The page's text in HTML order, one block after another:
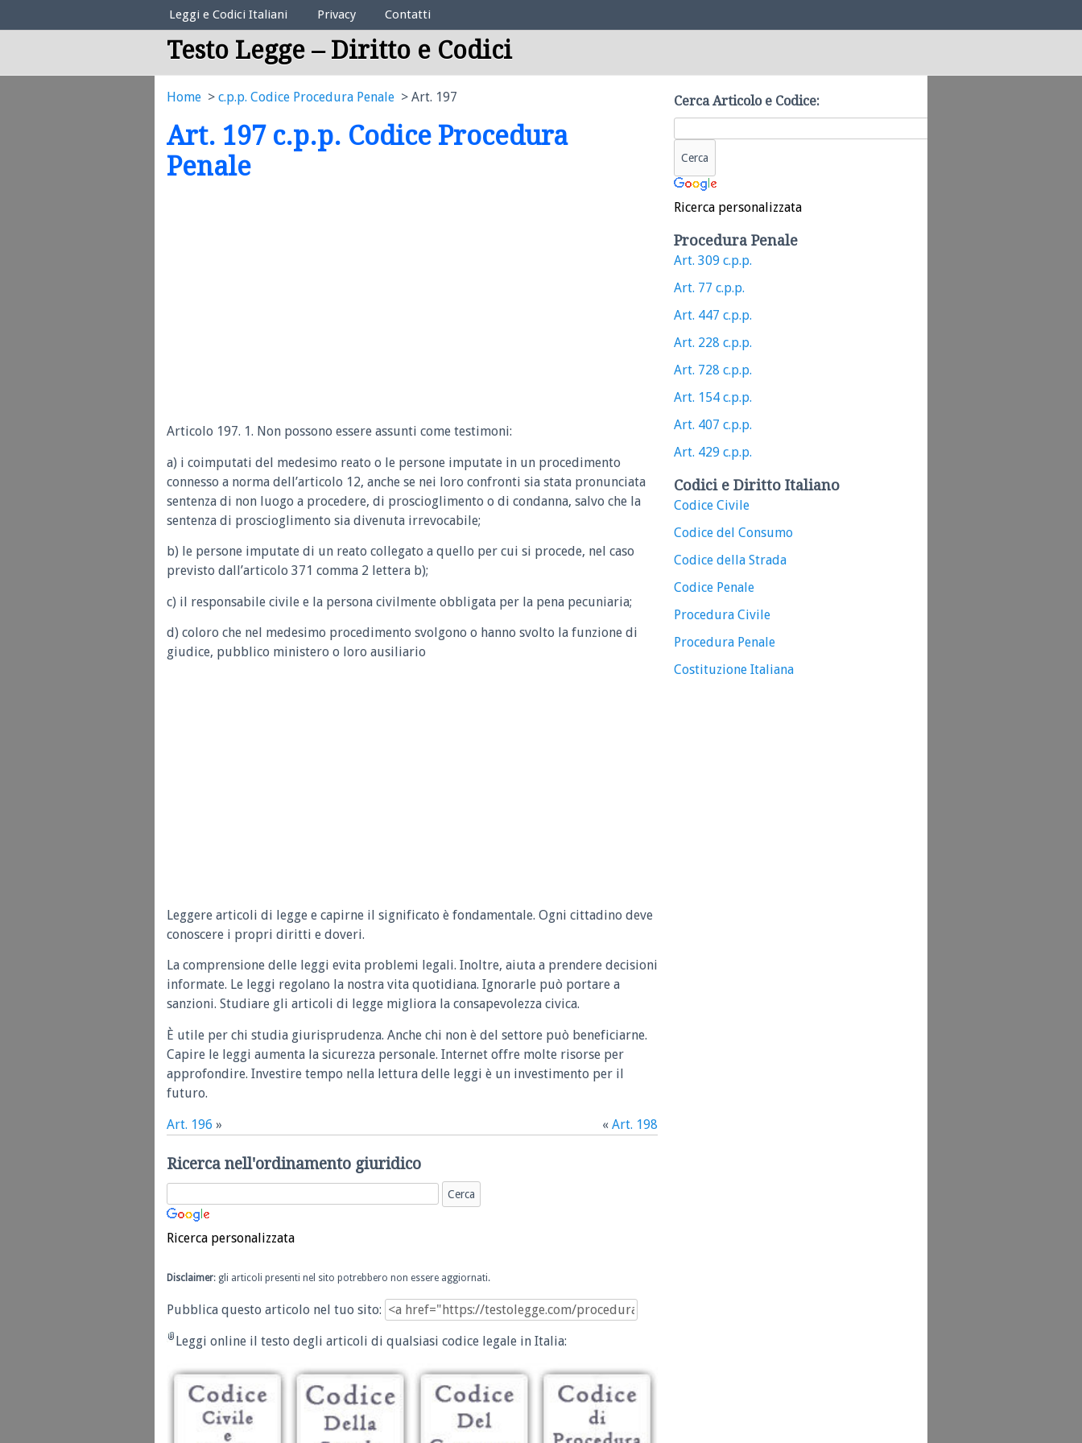
Elenco Codici Legali
Leggi e Codici Italiani Privacy Contatti
Testo Legge – Diritto e Codici
Home c.p.p. Codice Procedura Penale Art. 197
Art. 197 c.p.p. Codice Procedura
Penale
Articolo 197. 1. Non possono essere assunti come testimoni:
a) i coimputati del medesimo reato o le persone imputate in un procedimento
connesso a norma dell’articolo 12, anche se nei loro confronti sia stata pronunciata
sentenza di non luogo a procedere, di proscioglimento o di condanna, salvo che la
sentenza di proscioglimento sia divenuta irrevocabile;
b) le persone imputate di un reato collegato a quello per cui si procede, nel caso
previsto dall’articolo 371 comma 2 lettera b);
c) il responsabile civile e la persona civilmente obbligata per la pena pecuniaria;
d) coloro che nel medesimo procedimento svolgono o hanno svolto la funzione di
giudice, pubblico ministero o loro ausiliario
Leggere articoli di legge e capirne il significato è fondamentale. Ogni cittadino deve
conoscere i propri diritti e doveri.
La comprensione delle leggi evita problemi legali. Inoltre, aiuta a prendere decisioni
informate. Le leggi regolano la nostra vita quotidiana. Ignorarle può portare a
sanzioni. Studiare gli articoli di legge migliora la consapevolezza civica.
È utile per chi studia giurisprudenza. Anche chi non è del settore può beneficiarne.
Capire le leggi aumenta la sicurezza personale. Internet offre molte risorse per
approfondire. Investire tempo nella lettura delle leggi è un investimento per il
futuro.
Art. 196 » « Art. 198
Ricerca nell'ordinamento giuridico
Ricerca personalizzata
Disclaimer: gli articoli presenti nel sito potrebbero non essere aggiornati.
Pubblica questo articolo nel tuo sito:
Leggi online il testo degli articoli di qualsiasi codice legale in Italia:
Cerca Articolo e Codice:
Ricerca personalizzata
Procedura Penale
Art. 309 c.p.p.
Art. 77 c.p.p.
Art. 447 c.p.p.
Art. 228 c.p.p.
Art. 728 c.p.p.
Art. 154 c.p.p.
Art. 407 c.p.p.
Art. 429 c.p.p.
Codici e Diritto Italiano
Codice Civile
Codice del Consumo
Codice della Strada
Codice Penale
Procedura Civile
Procedura Penale
Costituzione Italiana